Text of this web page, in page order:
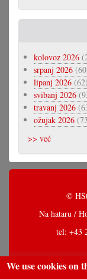
kolovoz 2026
srpanj 2026
lipanj 2026 (62)
svibanj 2026
travanj 2026
ožujak 2026
>> već
©
Na hataru /
tel: +43
We use cookies on